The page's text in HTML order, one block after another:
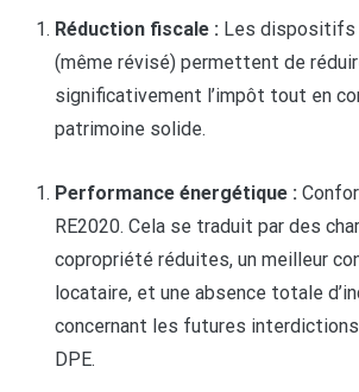
Réduction fiscale : Les dispositifs
(même révisé) permettent de
significativement l’impôt tout en
patrimoine solide.
Performance énergétique :
RE2020. Cela se traduit par des
copropriété réduites, un meilleur
locataire, et une absence totale
concernant les futures
DPE.